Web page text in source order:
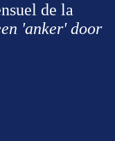
de la
'anker' door